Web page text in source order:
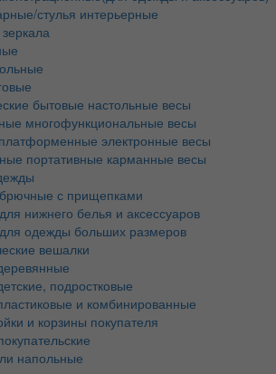
стулья интерьерные
бытовые настольные весы
многофункциональные весы
электронные весы
портативные карманные весы
с прищепками
нижнего белья и аксессуаров
одежды больших размеров
вешалки
подростковые
и комбинированные
и корзины покупателя
напольные